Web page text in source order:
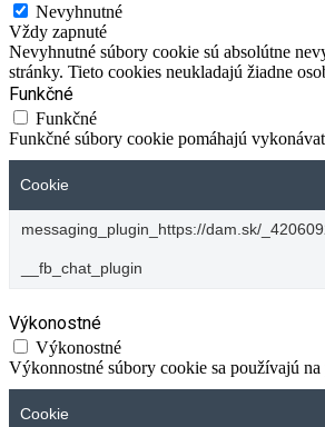
Nevyhnutné
Vždy zapnuté
Nevyhnutné súbory cookie sú absolútne
stránky. Tieto cookies neukladajú žiadne
Funkčné
Funkčné
Funkčné súbory cookie pomáhajú
Cookie
messaging_plugin_https://dam.sk/
__fb_chat_plugin
Výkonostné
Výkonostné
Výkonnostné súbory cookie sa používajú
Cookie